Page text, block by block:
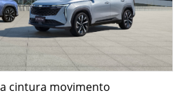
cintura movimento